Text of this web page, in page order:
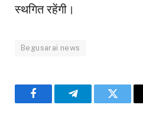
स्थगित रहेंगी।
Begusarai news
FacebookTelegramTwitter